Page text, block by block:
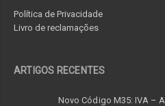
Política de Privacidade
Livro de reclamações
ARTIGOS RECENTES
Novo Código M35: IVA –